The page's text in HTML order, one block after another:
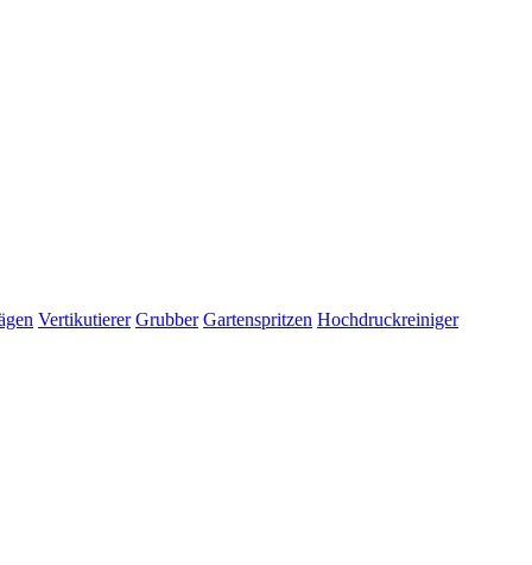
Vertikutierer Grubber Gartenspritzen Hochdruckreiniger